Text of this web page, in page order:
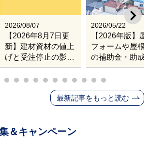
2026/08/07
【2026年8月7日更
新】建材資材の値上
げと受注停止の影響
｜塗料・屋根材・シ
ンナー・断熱材・ル
ーフィングの値上げ
と材料入手困難・出
2026/05/22
【2026年版】
フォームや屋根
の補助金・助成
業
最新記事をもっと読む
＆キャンペーン